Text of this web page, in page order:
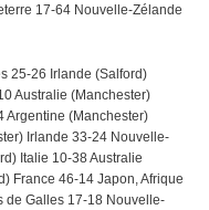
17-64 Nouvelle-Zélande
25-26 Irlande (Salford)
Australie (Manchester)
Argentine (Manchester)
Irlande 33-24 Nouvelle-
Italie 10-38 Australie
France 46-14 Japon, Afrique
de Galles 17-18 Nouvelle-